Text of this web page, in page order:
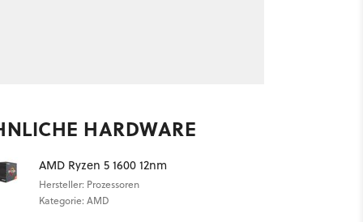
HARDWARE
AMD Ryzen 5 1600 12nm
Hersteller: Prozessoren
Kategorie: AMD